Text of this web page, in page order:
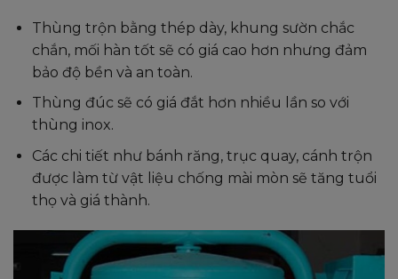
Thùng trộn bằng thép dày, khung sườn chắc
chắn, mối hàn tốt sẽ có giá cao hơn nhưng đảm
bảo độ bền và an toàn.
Thùng đúc sẽ có giá đắt hơn nhiều lần so với
thùng inox.
Các chi tiết như bánh răng, trục quay, cánh trộn
được làm từ vật liệu chống mài mòn sẽ tăng tuổi
thọ và giá thành.